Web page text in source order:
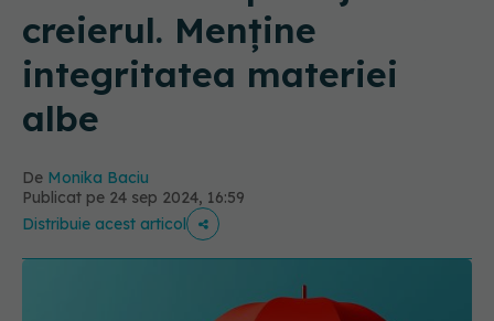
creierul. Menține
integritatea materiei
albe
De Monika Baciu
Publicat pe 24 sep 2024, 16:59
Distribuie acest articol